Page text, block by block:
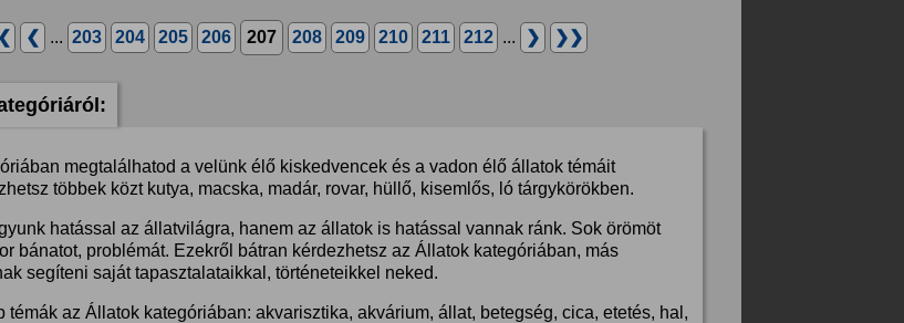
❮ ... 203 204 205 206 207 208 209 210 211 212 ... ❯ ❯❯
megtalálhatod a velünk élő kiskedvencek és a vadon élő állatok témáit
többek közt kutya, macska, madár, rovar, hüllő, kisemlős, ló tárgykörökben.
hatással az állatvilágra, hanem az állatok is hatással vannak ránk. Sok örömöt
bánatot, problémát. Ezekről bátran kérdezhetsz az Állatok kategóriában, más
segíteni saját tapasztalataikkal, történeteikkel neked.
témák az Állatok kategóriában: akvarisztika, akvárium, állat, betegség, cica, etetés, hal,